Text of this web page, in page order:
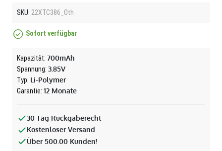
SKU: 22XTC386_Oth
Sofort verfügbar
Kapazität: 700mAh
Spannung: 3.85V
Typ: Li-Polymer
Garantie: 12 Monate
30 Tag Rückgaberecht
Kostenloser Versand
Über 500.00 Kunden!